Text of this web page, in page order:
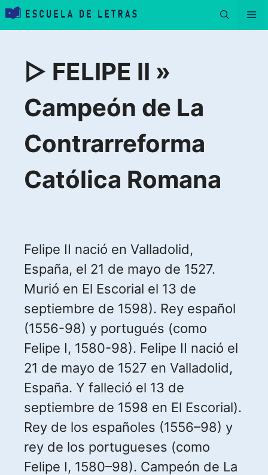
Saltar
contenido▷ FELIPE II »
Campeón de La
Contrarreforma
Católica Romana
Felipe II nació en Valladolid,
España, el 21 de mayo de 1527.
Murió en El Escorial el 13 de
septiembre de 1598). Rey español
(1556-98) y portugués (como
Felipe I, 1580-98). Felipe II nació el
21 de mayo de 1527 en Valladolid,
España. Y falleció el 13 de
septiembre de 1598 en El Escorial).
Rey de los españoles (1556–98) y
rey ​​de los portugueses (como
Felipe I, 1580–98). Campeón de La